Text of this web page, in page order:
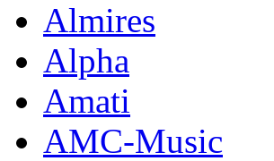
Almires
Alpha
Amati
AMC-Music